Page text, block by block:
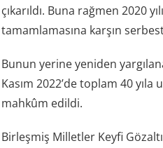
çıkarıldı. Buna rağmen 2020
tamamlamasına karşın serbest
Bunun yerine yeniden
Kasım 2022’de toplam 40
mahkûm edildi.
Birleşmiş Milletler Keyfi